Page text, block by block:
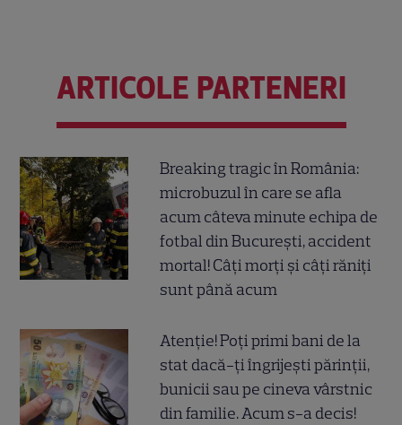
ARTICOLE PARTENERI
Breaking tragic în România:
microbuzul în care se afla
acum câteva minute echipa de
fotbal din București, accident
mortal! Câți morți și câți răniți
sunt până acum
Atenție! Poți primi bani de la
stat dacă-ți îngrijești părinții,
bunicii sau pe cineva vârstnic
din familie. Acum s-a decis!